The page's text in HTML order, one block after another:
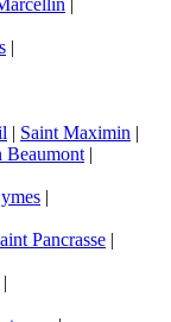
|
| Saint Maximin |
Beaumont |
|
Pancrasse |
|